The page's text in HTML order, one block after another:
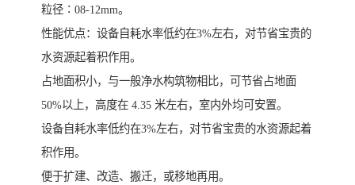
粒径∶08-12mm。
性能优点：设备自耗水率低约在3%左右，对节省宝贵的
水资源起着积作用。
占地面积小，与一般净水构筑物相比，可节省占地面
50%以上，高度在 4.35 米左右，室内外均可安置。
设备自耗水率低约在3%左右，对节省宝贵的水资源起着
积作用。
便于扩建、改造、搬迁，或移地再用。